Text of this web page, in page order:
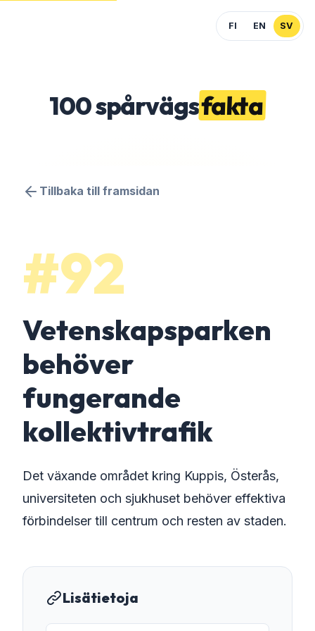
FI EN SV
100spårvägsfakta
Tillbaka till framsidan
#92
Vetenskapsparken
behöver
fungerande
kollektivtrafik
Det växande området kring Kuppis, Österås,
universiteten och sjukhuset behöver effektiva
förbindelser till centrum och resten av staden.
Lisätietoja